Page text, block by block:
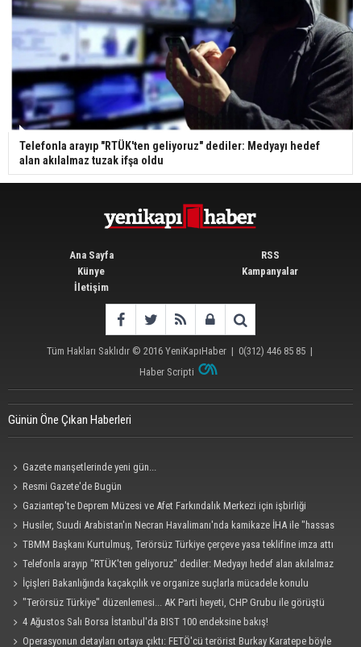
Telefonla arayıp "RTÜK'ten geliyoruz" dediler: Medyayı hedef
alan akılalmaz tuzak ifşa oldu
Ana Sayfa
Künye
İletişim
RSS
Kampanyalar
Tüm Hakları Saklıdır © 2016 YeniKapıHaber| 0(312) 446 85 85|
Haber Scripti
Günün Öne Çıkan Haberleri
Gazete manşetlerinde yeni gün...
Resmi Gazete'de Bugün
Gaziantep'te Deprem Müzesi ve Afet Farkındalık Merkezi için işbirliği
protokolü imzalandı
Husiler, Suudi Arabistan'ın Necran Havalimanı'nda kamikaze İHA ile "hassas
bir hedefi" vurduklarını açıkladı
TBMM Başkanı Kurtulmuş, Terörsüz Türkiye çerçeve yasa teklifine imza attı
Telefonla arayıp "RTÜK'ten geliyoruz" dediler: Medyayı hedef alan akılalmaz
tuzak ifşa oldu
İçişleri Bakanlığında kaçakçılık ve organize suçlarla mücadele konulu
güvenlik toplantısı yapıldı
"Terörsüz Türkiye" düzenlemesi... AK Parti heyeti, CHP Grubu ile görüştü
4 Ağustos Salı Borsa İstanbul'da BIST 100 endeksine bakış!
Operasyonun detayları ortaya çıktı: FETÖ'cü terörist Burkay Karatepe böyle